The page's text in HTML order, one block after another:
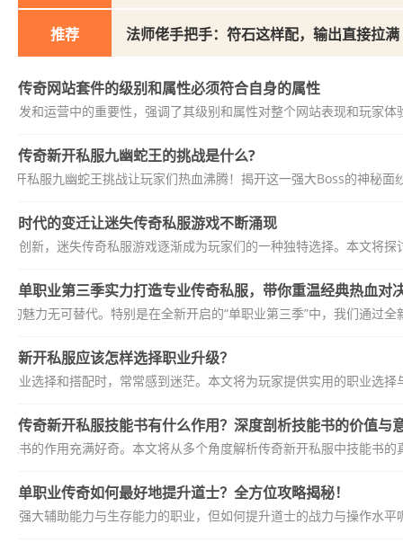
推荐 法师佬手把手：符石这样配，输出直接拉满
传奇网站套件的级别和属性必须符合自身的属性
开发和运营中的重要性，强调了其级别和属性对整个网站表现和玩家
传奇新开私服九幽蛇王的挑战是什么?
开私服九幽蛇王挑战让玩家们热血沸腾！揭开这一强大Boss的神秘
时代的变迁让迷失传奇私服游戏不断涌现
创新，迷失传奇私服游戏逐渐成为玩家们的一种独特选择。本文将
单职业第三季实力打造专业传奇私服，带你重温经典热血对
的魅力无可替代。特别是在全新开启的“单职业第三季”中，我们通过
新开私服应该怎样选择职业升级？
职业选择和搭配时，常常感到迷茫。本文将为玩家提供实用的职业选
传奇新开私服技能书有什么作用？深度剖析技能书的价值与
书的作用充满好奇。本文将从多个角度解析传奇新开私服中技能书
单职业传奇如何最好地提升道士？全方位攻略揭秘！
强大辅助能力与生存能力的职业，但如何提升道士的战力与操作水